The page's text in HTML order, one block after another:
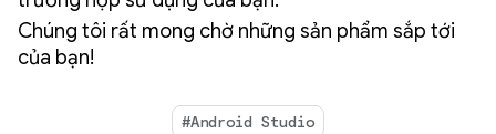
Chúng tôi rất mong chờ những sản phẩm sắp tới
của bạn!
#Android Studio